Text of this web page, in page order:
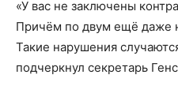
«У вас не заключены
Причём по двум ещё даже
Такие нарушения
подчеркнул секретарь